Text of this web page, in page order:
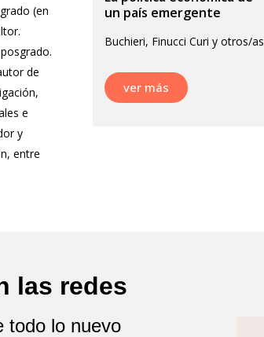
(en
de
e
y
entre
un país emergente
Buchieri, Finucci Curi y otros/as
ver más
las redes
todo lo nuevo